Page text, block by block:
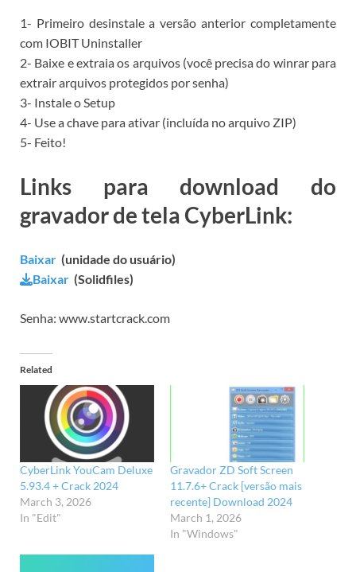
1- Primeiro desinstale a versão anterior completamente
com IOBIT Uninstaller
2- Baixe e extraia os arquivos (você precisa do winrar para
extrair arquivos protegidos por senha)
3- Instale o Setup
4- Use a chave para ativar (incluída no arquivo ZIP)
5- Feito!
Links para download do
gravador de tela CyberLink:
Baixar (unidade do usuário)
Baixar (Solidfiles)
Senha: www.startcrack.com
Related
CyberLink YouCam Deluxe
5.93.4 + Crack 2024
March 3, 2026
In "Edit"
Gravador ZD Soft Screen
11.7.6+ Crack [versão mais
recente] Download 2024
March 1, 2026
In "Windows"